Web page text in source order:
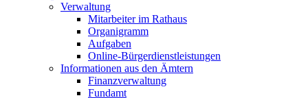
Verwaltung
Mitarbeiter im Rathaus
Organigramm
Aufgaben
Online-Bürgerdienstleistungen
Informationen aus den Ämtern
Finanzverwaltung
Fundamt